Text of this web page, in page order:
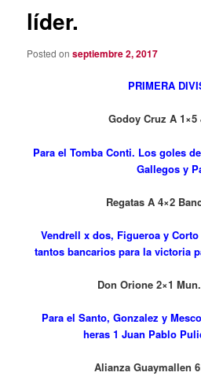
líder.
Posted onseptiembre 2, 2017
PRIMERA
Godoy Cruz A 1×5
Para el Tomba Conti. Los goles
Gallegos y
Regatas A 4×2
Vendrell x dos, Figueroa y
tantos bancarios para la victoria
Don Orione 2×1
Para el Santo, Gonzalez y
heras 1 Juan Pablo
Alianza Guaymallen